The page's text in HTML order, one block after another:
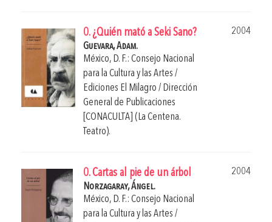
0. ¿Quién mató a Seki Sano?
2004
Guevara, Adam.
México, D. F.: Consejo Nacional
para la Cultura y las Artes /
Ediciones El Milagro / Dirección
General de Publicaciones
[CONACULTA] (La Centena.
Teatro).
0. Cartas al pie de un árbol
2004
Norzagaray, Ángel.
México, D. F.: Consejo Nacional
para la Cultura y las Artes /